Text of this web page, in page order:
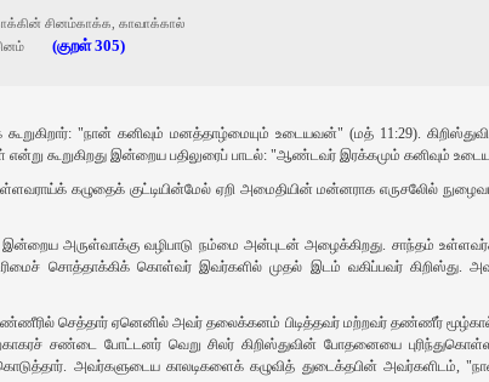
சினம்காக்க, காவாக்கால்
(குறள் 305)
"நான் கனிவும் மனத்தாழ்மையும் உடையவன்" (மத் 11:29).
கூறுகிறது இன்றைய பதிலுரைப் பாடல்: "ஆண்டவர் இரக்கமும் கனிவும்
கழுதைக் குட்டியின்மேல் ஏறி அமைதியின் மன்னராக எருசலேில்
இன்றைய அருள்வாக்கு வழிபாடு நம்மை அன்புடன் அழைக்கிறது. சாந்தம்
சொத்தாக்கிக் கொள்வர் இவர்களில் முதல் இடம் வகிப்பவர் கிறிஸ்து.
செத்தார் ஏனெனில் அவர் தலைக்கனம் பிடித்தவர் மற்றவர் தண்ணீர்
சண்டை போட்டனர் வெறு சிலர் கிறிஸ்துவின் போதனையை
அவர்களுடைய காலடிகளைக் கழுவித் துடைக்தபின் அவர்களிடம்,